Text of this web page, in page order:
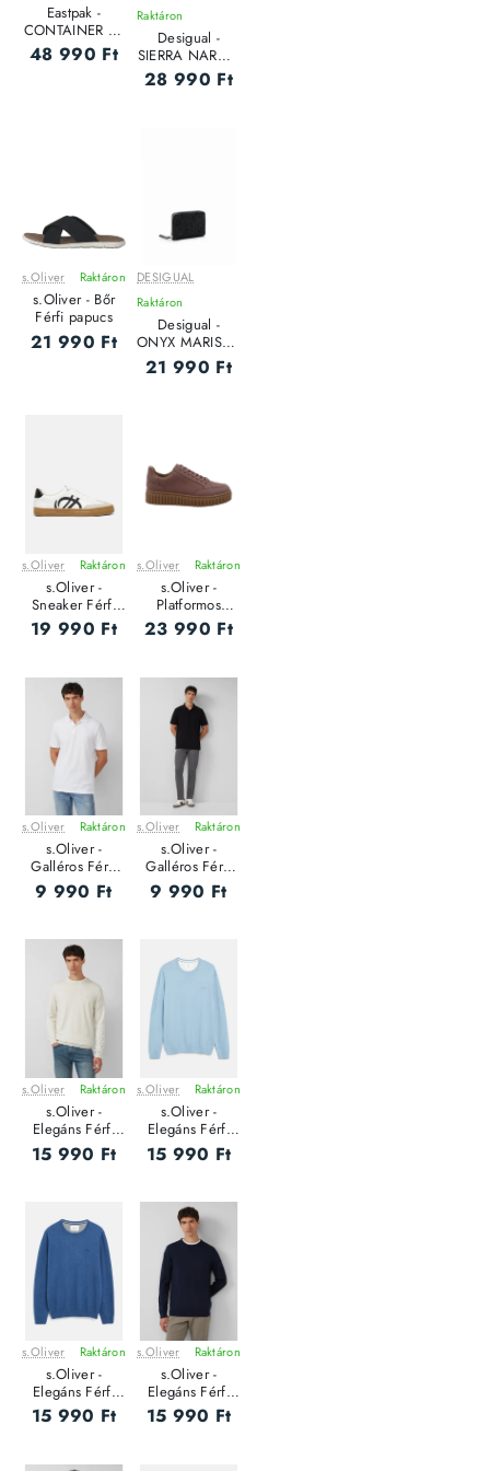
Eastpak -
CONTAINER 65
- Uniszex
bőrönd
48 990 Ft
Raktáron
Desigual -
SIERRA NARON
MEDIUM FLAP -
Női oldaltáska
28 990 Ft
s.Oliver Raktáron
s.Oliver - Bőr
Férfi papucs
21 990 Ft
DESIGUAL
Raktáron
Desigual -
ONYX MARISA -
Női pénztárca
21 990 Ft
s.Oliver Raktáron
s.Oliver -
Sneaker Férfi
utcai cipő
19 990 Ft
s.Oliver Raktáron
s.Oliver -
Platformos
Sneaker Női
utcai cipő
23 990 Ft
s.Oliver Raktáron
s.Oliver -
Galléros Férfi
póló
9 990 Ft
s.Oliver Raktáron
s.Oliver -
Galléros Férfi
póló
9 990 Ft
s.Oliver Raktáron
s.Oliver -
Elegáns Férfi
pulóver
15 990 Ft
s.Oliver Raktáron
s.Oliver -
Elegáns Férfi
pulóver
15 990 Ft
s.Oliver Raktáron
s.Oliver -
Elegáns Férfi
pulóver
15 990 Ft
s.Oliver Raktáron
s.Oliver -
Elegáns Férfi
pulóver
15 990 Ft